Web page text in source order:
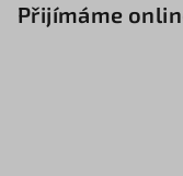
Přijímáme